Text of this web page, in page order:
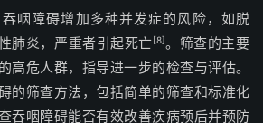
吞咽障碍增加多种并发症的风险，如脱
肺炎，严重者引起死亡[8]。筛查的主要
高危人群，指导进一步的检查与评估。
的筛查方法，包括简单的筛查和标准化
吞咽障碍能否有效改善疾病预后并预防